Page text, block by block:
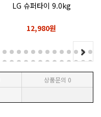
LG 슈퍼타이 9.0kg
12,980원
상품문의 0